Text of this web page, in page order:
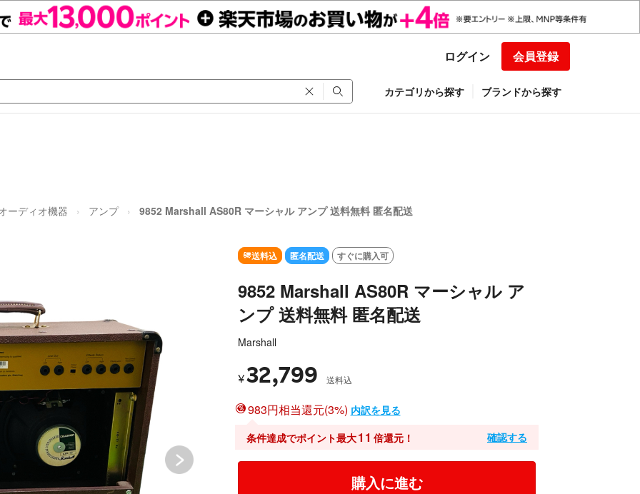
ログイン 会員登録
カテゴリから探す ブランドから探す
ーディオ機器 アンプ 9852 Marshall AS80R マーシャル アンプ 送料無料 匿名配送
送料込 匿名配送 すぐに購入可
9852 Marshall AS80R マーシャル ア
ンプ 送料無料 匿名配送
Marshall
¥32,799 送料込
983円相当還元(3%) 内訳を見る
条件達成でポイント最大11 倍還元！ 確認する
購入に進む